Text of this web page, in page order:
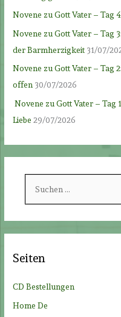
Novene zu Gott Vater – Tag
Novene zu Gott Vater – Tag
der Barmherzigkeit 31/07/
Novene zu Gott Vater – Tag
offen 30/07/2026
Novene zu Gott Vater – Tag
Liebe 29/07/2026
n
Seiten
CD Bestellungen
Home De